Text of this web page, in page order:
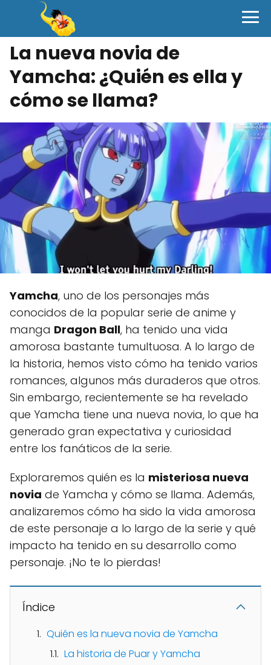
La nueva novia de
Yamcha: ¿Quién es ella y
cómo se llama?
Yamcha, uno de los personajes más
conocidos de la popular serie de anime y
manga Dragon Ball, ha tenido una vida
amorosa bastante tumultuosa. A lo largo de
la historia, hemos visto cómo ha tenido varios
romances, algunos más duraderos que otros.
Sin embargo, recientemente se ha revelado
que Yamcha tiene una nueva novia, lo que ha
generado gran expectativa y curiosidad
entre los fanáticos de la serie.
Exploraremos quién es la misteriosa nueva
novia de Yamcha y cómo se llama. Además,
analizaremos cómo ha sido la vida amorosa
de este personaje a lo largo de la serie y qué
impacto ha tenido en su desarrollo como
personaje. ¡No te lo pierdas!
Índice
Quién es la nueva novia de Yamcha
La historia de Puar y Yamcha